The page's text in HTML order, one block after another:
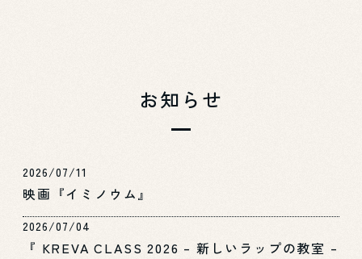
お知らせ
2026/07/11
映画『イミノウム』
2026/07/04
『 KREVA CLASS 2026 – 新しいラップの教室 –